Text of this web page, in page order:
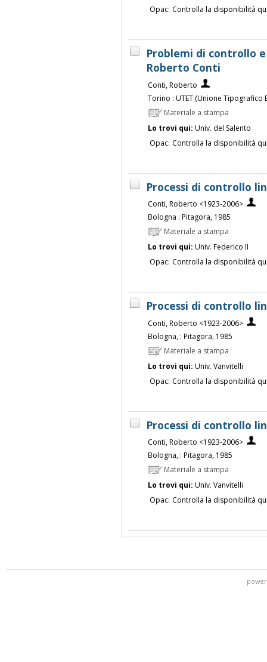
Opac: Controlla la disponibilità
Problemi di controllo
Roberto Conti
Conti, Roberto
Torino : UTET (Unione Tipografico
Materiale a stampa
Lo trovi qui: Univ. del Salento
Opac: Controlla la disponibilità
Processi di controllo
Conti, Roberto <1923-2006>
Bologna : Pitagora, 1985
Materiale a stampa
Lo trovi qui: Univ. Federico II
Opac: Controlla la disponibilità
Processi di controllo
Conti, Roberto <1923-2006>
Bologna, : Pitagora, 1985
Materiale a stampa
Lo trovi qui: Univ. Vanvitelli
Opac: Controlla la disponibilità
Processi di controllo
Conti, Roberto <1923-2006>
Bologna, : Pitagora, 1985
Materiale a stampa
Lo trovi qui: Univ. Vanvitelli
Opac: Controlla la disponibilità